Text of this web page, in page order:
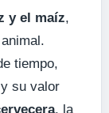
y el maíz,
tiempo,
su valor
, la